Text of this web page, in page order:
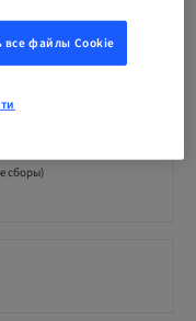
сборы)
все файлы Cookie